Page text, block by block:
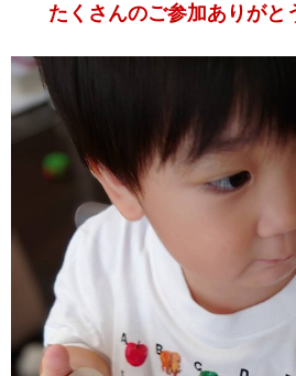
たくさんのご参加ありがと